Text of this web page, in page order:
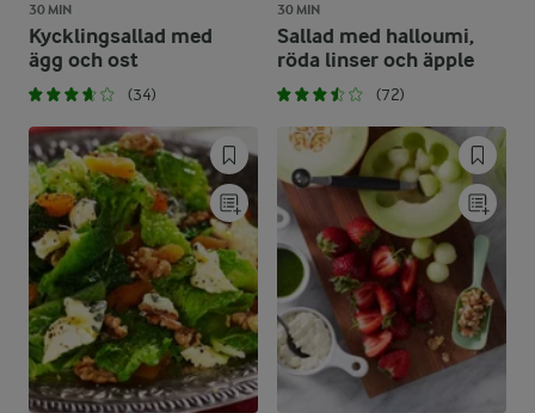
30 MIN
Kycklingsallad med
ägg och ost
(34)
30 MIN
Sallad med halloumi,
röda linser och äpple
(72)